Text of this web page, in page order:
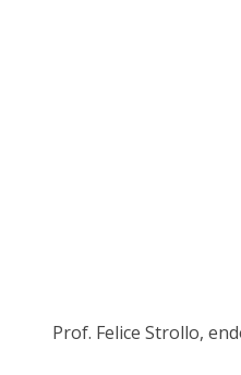
Prof. Felice Strollo,